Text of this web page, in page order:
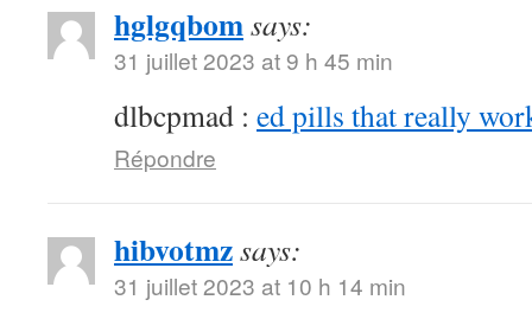
hglgqbomsays:
31 juillet 2023 at 9 h 45 min
dlbcpmad : ed pills that really
Répondre
hibvotmzsays:
31 juillet 2023 at 10 h 14 min